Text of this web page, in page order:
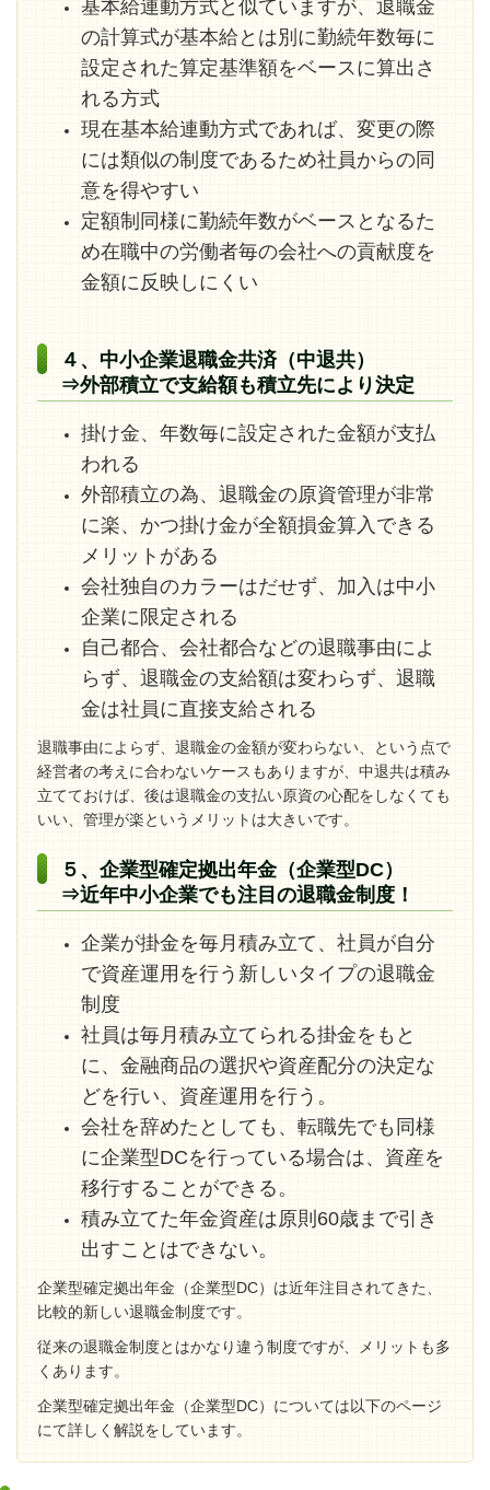
基本給連動方式と似ていますが、退職金
の計算式が基本給とは別に勤続年数毎に
設定された算定基準額をベースに算出さ
れる方式
現在基本給連動方式であれば、変更の際
には類似の制度であるため社員からの同
意を得やすい
定額制同様に勤続年数がベースとなるた
め在職中の労働者毎の会社への貢献度を
金額に反映しにくい
４、中小企業退職金共済（中退共）
⇒外部積立で支給額も積立先により決定
掛け金、年数毎に設定された金額が支払
われる
外部積立の為、退職金の原資管理が非常
に楽、かつ掛け金が全額損金算入できる
メリットがある
会社独自のカラーはだせず、加入は中小
企業に限定される
自己都合、会社都合などの退職事由によ
らず、退職金の支給額は変わらず、退職
金は社員に直接支給される
退職事由によらず、退職金の金額が変わらない、という点で
経営者の考えに合わないケースもありますが、中退共は積み
立てておけば、後は退職金の支払い原資の心配をしなくても
いい、管理が楽というメリットは大きいです。
５、企業型確定拠出年金（企業型DC）
⇒近年中小企業でも注目の退職金制度！
企業が掛金を毎月積み立て、社員が自分
で資産運用を行う新しいタイプの退職金
制度
社員は毎月積み立てられる掛金をもと
に、金融商品の選択や資産配分の決定な
どを行い、資産運用を行う。
会社を辞めたとしても、転職先でも同様
に企業型DCを行っている場合は、資産を
移行することができる。
積み立てた年金資産は原則60歳まで引き
出すことはできない。
企業型確定拠出年金（企業型DC）は近年注目されてきた、
比較的新しい退職金制度です。
従来の退職金制度とはかなり違う制度ですが、メリットも多
くあります。
企業型確定拠出年金（企業型DC）については以下のページ
にて詳しく解説をしています。